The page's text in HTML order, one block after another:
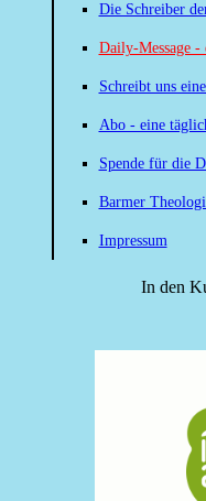
Die Schreiber
Daily-Message
Schreibt uns
Abo - eine
Spende für die
Barmer
Impressum
In den